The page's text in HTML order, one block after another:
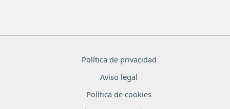
Política de privacidad
Aviso legal
Política de cookies